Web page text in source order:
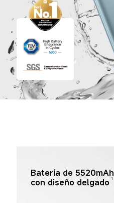
Batería de 5520mAh
con diseño delgado 1